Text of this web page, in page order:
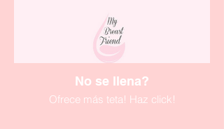
No se llena?
Ofrece más teta! Haz click!